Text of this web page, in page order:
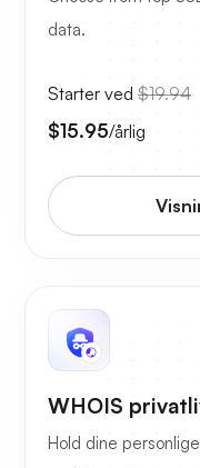
data.
Starter ved $19.94
$15.95/årlig
WHOIS
Hold dine